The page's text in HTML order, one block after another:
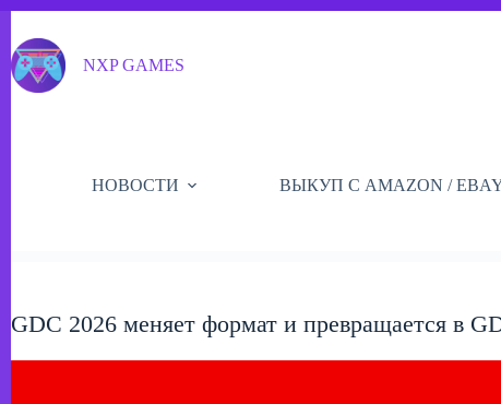
сути
NXP GAMES
НОВОСТИ ВЫКУП С AMAZON /
GDC 2026 меняет формат и превращается в